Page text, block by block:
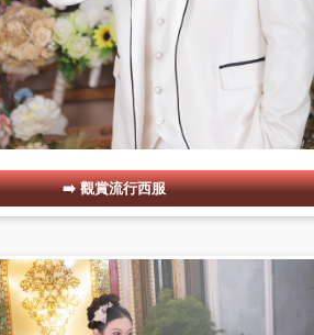
觀賞流行西服